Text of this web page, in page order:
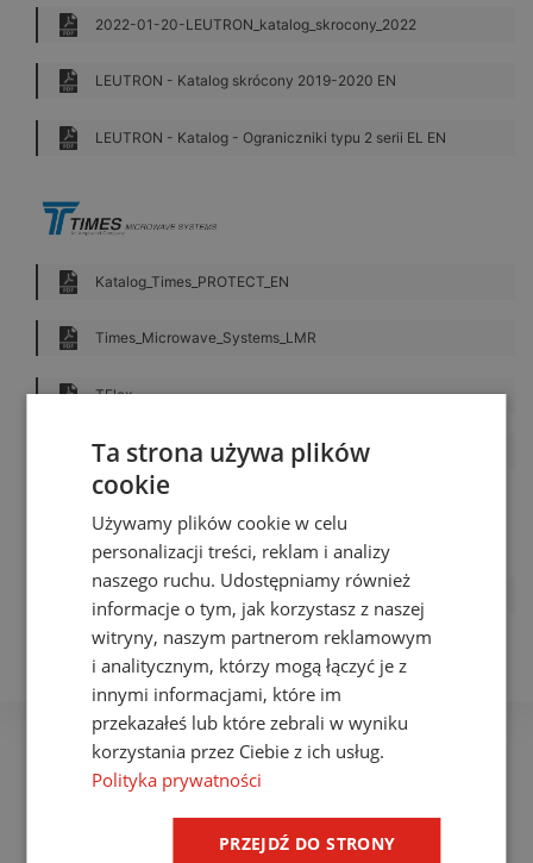
2022-01-20-LEUTRON_katalog_skrocony_2022
LEUTRON - Katalog skrócony 2019-2020 EN
LEUTRON - Katalog - Ograniczniki typu 2 serii EL EN
Katalog_Times_PROTECT_EN
Times_Microwave_Systems_LMR
TFlex
Space flight
Katalog PolyPhaser Int 2017 EN
Ta strona używa plików
cookie
Używamy plików cookie w celu
personalizacji treści, reklam i analizy
naszego ruchu. Udostępniamy również
informacje o tym, jak korzystasz z naszej
witryny, naszym partnerom reklamowym
i analitycznym, którzy mogą łączyć je z
innymi informacjami, które im
przekazałeś lub które zebrali w wyniku
korzystania przez Ciebie z ich usług.
Polityka prywatności
PRZEJDŹ DO STRONY